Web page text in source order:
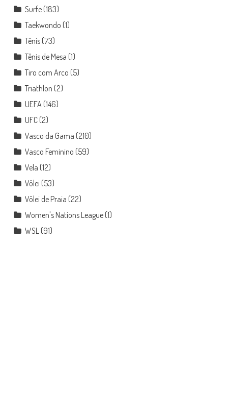
Surfe(183)
Taekwondo (1)
Tênis(73)
Tênis de Mesa (1)
Tiro com Arco (5)
Triathlon (2)
UEFA(146)
UFC(2)
Vasco da Gama (210)
Vasco Feminino (59)
Vela (12)
Vôlei (53)
Vôlei de Praia (22)
Women's Nations League(1)
WSL(91)